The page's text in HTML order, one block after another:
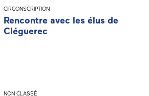
CIRCONSCRIPTION
Rencontre avec les élus de
Cléguerec
NON CLASSÉ